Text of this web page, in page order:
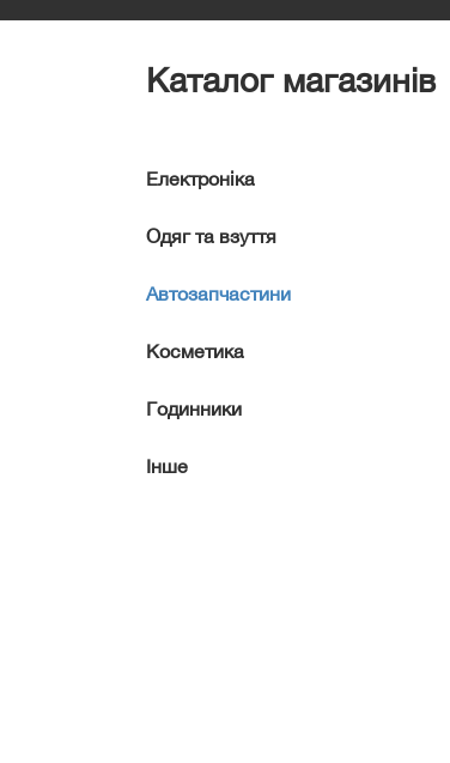
Каталог магазинів
Електроніка
Одяг та взуття
Автозапчастини
Косметика
Годинники
Інше